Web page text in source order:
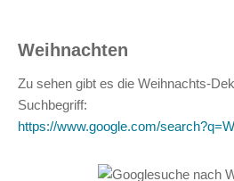
Weihnachten
Zu sehen gibt es die Weihnachts-
Suchbegriff:
https://www.google.com/